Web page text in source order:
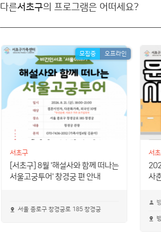
다른서초구의 프로그램은 어떠세요?
모집중 오프라인
서초구
[서초구] 8월 '해설사와 함께 떠나는
서울고궁투어' 창경궁 편 안내
서울 종로구 창경궁로 185 창경궁
서
사